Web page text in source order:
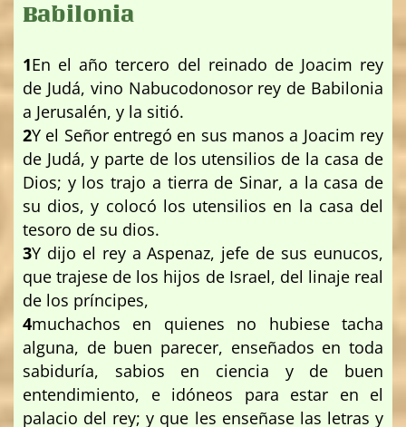
Babilonia
1En el año tercero del reinado de Joacim rey
de Judá, vino Nabucodonosor rey de Babilonia
a Jerusalén, y la sitió.
2Y el Señor entregó en sus manos a Joacim rey
de Judá, y parte de los utensilios de la casa de
Dios; y los trajo a tierra de Sinar, a la casa de
su dios, y colocó los utensilios en la casa del
tesoro de su dios.
3Y dijo el rey a Aspenaz, jefe de sus eunucos,
que trajese de los hijos de Israel, del linaje real
de los príncipes,
4muchachos en quienes no hubiese tacha
alguna, de buen parecer, enseñados en toda
sabiduría, sabios en ciencia y de buen
entendimiento, e idóneos para estar en el
palacio del rey; y que les enseñase las letras y